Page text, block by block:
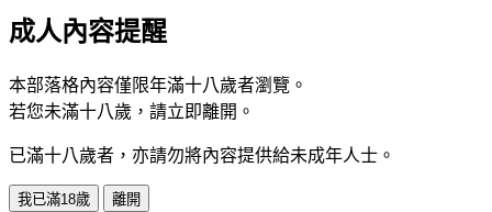
成人內容提醒
本部落格內容僅限年滿十八歲者瀏覽。
若您未滿十八歲，請立即離開。
已滿十八歲者，亦請勿將內容提供給未成年人士。
我已滿18歲 離開